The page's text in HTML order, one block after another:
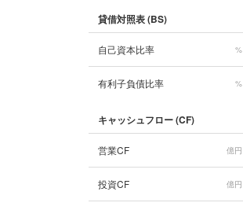
貸借対照表 (BS)
自己資本比率 %
有利子負債比率 %
キャッシュフロー (CF)
営業CF 億円
投資CF 億円